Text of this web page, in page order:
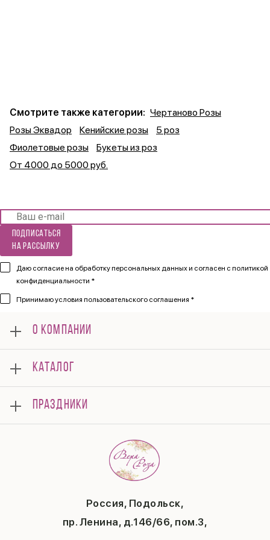
Смотрите также категории: Чертаново Розы
Розы Эквадор
Кенийские розы
5 роз
Фиолетовые розы
Букеты из роз
От 4000 до 5000 руб.
Подписаться
на рассылку
Даю согласие на обработку персональных данных и согласен с политикой
конфиденциальности *
Принимаюусловия пользовательского соглашения *
Россия, Подольск,
пр. Ленина, д.146/66, пом.3,
О КОМПАНИИ
Мероприятия
Корпоративным клиентам
Оплата
Доставка
Отзывы
Политика конфиденциальности
КАТАЛОГ
Композиции
Подарки
ПРАЗДНИКИ
Последний звонок